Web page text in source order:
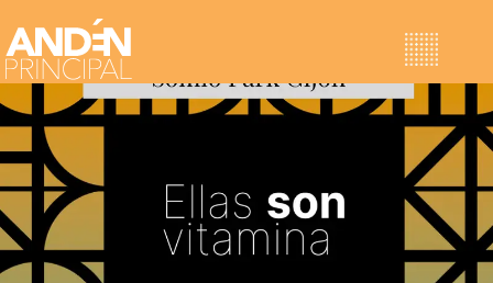
Proyectos
Ellas son Vitamina